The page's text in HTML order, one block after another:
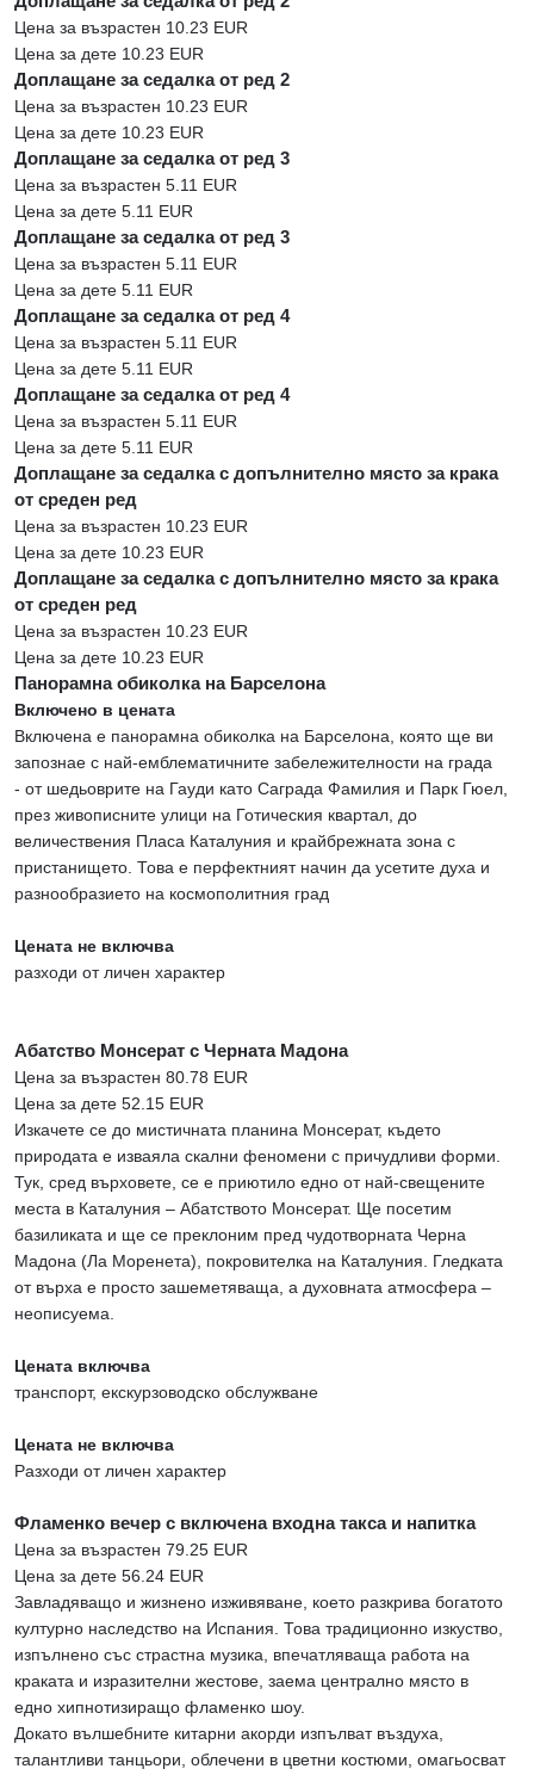
Цена за възрастен 10.23 EUR
Цена за дете 10.23 EUR
Доплащане за седалка от ред 2
Цена за възрастен 10.23 EUR
Цена за дете 10.23 EUR
Доплащане за седалка от ред 3
Цена за възрастен 5.11 EUR
Цена за дете 5.11 EUR
Доплащане за седалка от ред 3
Цена за възрастен 5.11 EUR
Цена за дете 5.11 EUR
Доплащане за седалка от ред 4
Цена за възрастен 5.11 EUR
Цена за дете 5.11 EUR
Доплащане за седалка от ред 4
Цена за възрастен 5.11 EUR
Цена за дете 5.11 EUR
Доплащане за седалка с допълнително място за крака
от среден ред
Цена за възрастен 10.23 EUR
Цена за дете 10.23 EUR
Доплащане за седалка с допълнително място за крака
от среден ред
Цена за възрастен 10.23 EUR
Цена за дете 10.23 EUR
Панорамна обиколка на Барселона
Включено в цената
Включена е панорамна обиколка на Барселона, която ще ви
запознае с най-емблематичните забележителности на града
- от шедьоврите на Гауди като Саграда Фамилия и Парк Гюел,
през живописните улици на Готическия квартал, до
величествения Пласа Каталуния и крайбрежната зона с
пристанището. Това е перфектният начин да усетите духа и
разнообразието на космополитния град
Цената не включва
разходи от личен характер
Абатство Монсерат с Черната Мадона
Цена за възрастен 80.78 EUR
Цена за дете 52.15 EUR
Изкачете се до мистичната планина Монсерат, където
природата е изваяла скални феномени с причудливи форми.
Тук, сред върховете, се е приютило едно от най-свещените
места в Каталуния – Абатството Монсерат. Ще посетим
базиликата и ще се преклоним пред чудотворната Черна
Мадона (Ла Моренета), покровителка на Каталуния. Гледката
от върха е просто зашеметяваща, а духовната атмосфера –
неописуема.
Цената включва
транспорт, екскурзоводско обслужване
Цената не включва
Разходи от личен характер
Фламенко вечер с включена входна такса и напитка
Цена за възрастен 79.25 EUR
Цена за дете 56.24 EUR
Завладяващо и жизнено изживяване, което разкрива богатото
културно наследство на Испания. Това традиционно изкуство,
изпълнено със страстна музика, впечатляваща работа на
краката и изразителни жестове, заема централно място в
едно хипнотизиращо фламенко шоу.
Докато вълшебните китарни акорди изпълват въздуха,
талантливи танцьори, облечени в цветни костюми, омагьосват